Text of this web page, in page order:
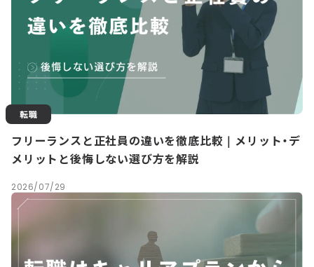
転職
フリーランスと正社員の違いを徹底比較｜メリット・デ
メリットと後悔しない選び方を解説
2026/07/29